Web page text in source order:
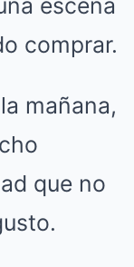
escena
comprar.
mañana,
que no